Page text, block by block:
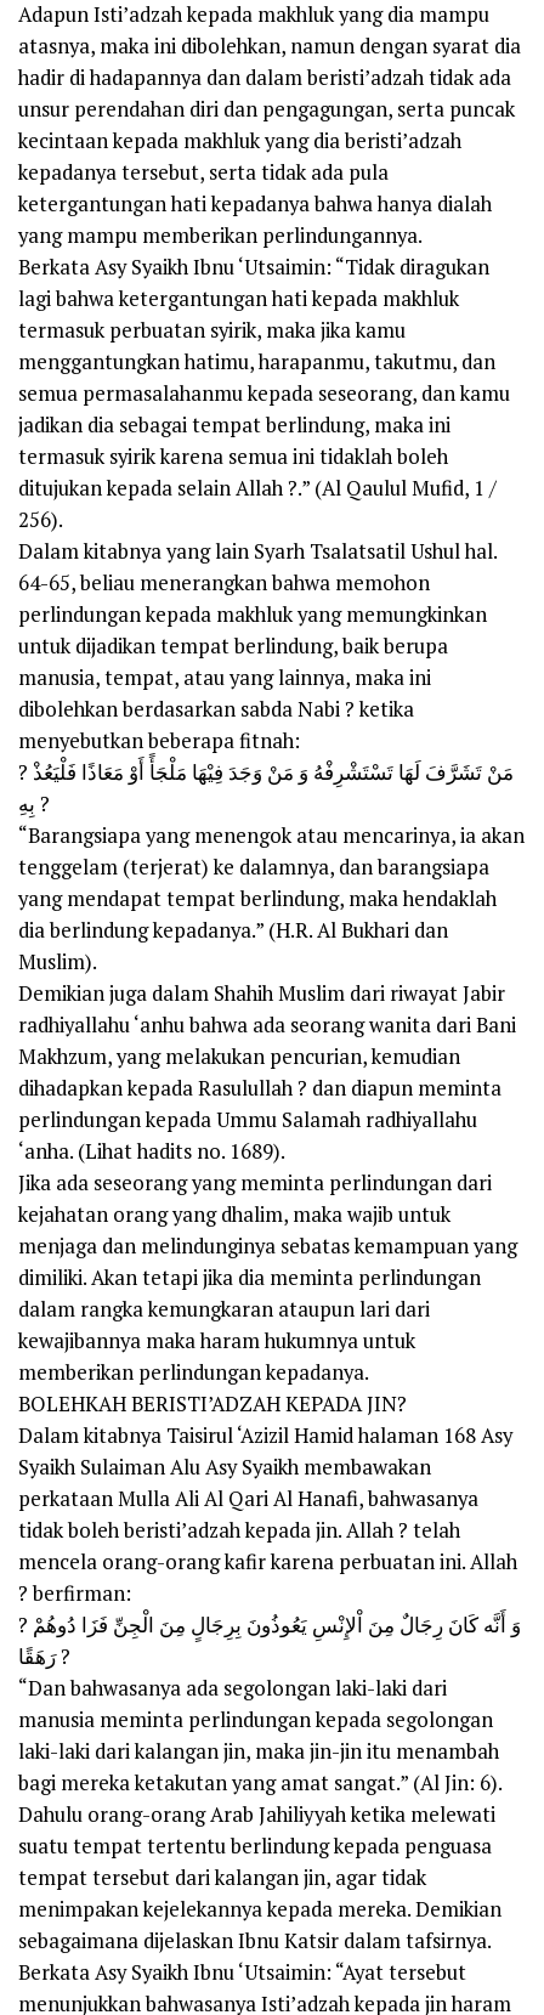
Adapun Isti’adzah kepada makhluk yang dia mampu
atasnya, maka ini dibolehkan, namun dengan syarat dia
hadir di hadapannya dan dalam beristi’adzah tidak ada
unsur perendahan diri dan pengagungan, serta puncak
kecintaan kepada makhluk yang dia beristi’adzah
kepadanya tersebut, serta tidak ada pula
ketergantungan hati kepadanya bahwa hanya dialah
yang mampu memberikan perlindungannya.
Berkata Asy Syaikh Ibnu ‘Utsaimin: “Tidak diragukan
lagi bahwa ketergantungan hati kepada makhluk
termasuk perbuatan syirik, maka jika kamu
menggantungkan hatimu, harapanmu, takutmu, dan
semua permasalahanmu kepada seseorang, dan kamu
jadikan dia sebagai tempat berlindung, maka ini
termasuk syirik karena semua ini tidaklah boleh
ditujukan kepada selain Allah ?.” (Al Qaulul Mufid, 1 /
256).
Dalam kitabnya yang lain Syarh Tsalatsatil Ushul hal.
64-65, beliau menerangkan bahwa memohon
perlindungan kepada makhluk yang memungkinkan
untuk dijadikan tempat berlindung, baik berupa
manusia, tempat, atau yang lainnya, maka ini
dibolehkan berdasarkan sabda Nabi ? ketika
menyebutkan beberapa fitnah:
? مَنْ تَشَرَّفَ لَهَا تَسْتَشْرِفْهُ وَ مَنْ وَجَدَ فِيْهَا مَلْجَأً أَوْ مَعَاذًا فَلْيَعُذْ
بِهِ ?
“Barangsiapa yang menengok atau mencarinya, ia akan
tenggelam (terjerat) ke dalamnya, dan barangsiapa
yang mendapat tempat berlindung, maka hendaklah
dia berlindung kepadanya.” (H.R. Al Bukhari dan
Muslim).
Demikian juga dalam Shahih Muslim dari riwayat Jabir
radhiyallahu ‘anhu bahwa ada seorang wanita dari Bani
Makhzum, yang melakukan pencurian, kemudian
dihadapkan kepada Rasulullah ? dan diapun meminta
perlindungan kepada Ummu Salamah radhiyallahu
‘anha. (Lihat hadits no. 1689).
Jika ada seseorang yang meminta perlindungan dari
kejahatan orang yang dhalim, maka wajib untuk
menjaga dan melindunginya sebatas kemampuan yang
dimiliki. Akan tetapi jika dia meminta perlindungan
dalam rangka kemungkaran ataupun lari dari
kewajibannya maka haram hukumnya untuk
memberikan perlindungan kepadanya.
BOLEHKAH BERISTI’ADZAH KEPADA JIN?
Dalam kitabnya Taisirul ‘Azizil Hamid halaman 168 Asy
Syaikh Sulaiman Alu Asy Syaikh membawakan
perkataan Mulla Ali Al Qari Al Hanafi, bahwasanya
tidak boleh beristi’adzah kepada jin. Allah ? telah
mencela orang-orang kafir karena perbuatan ini. Allah
? berfirman:
? وَ أَنَّه كَانَ رِجَالٌ مِنَ اْلإِنْسِ يَعُوذُونَ بِرِجَالٍ مِنَ الْجِنِّ فَزَا دُوهُمْ
رَهَقًا ?
“Dan bahwasanya ada segolongan laki-laki dari
manusia meminta perlindungan kepada segolongan
laki-laki dari kalangan jin, maka jin-jin itu menambah
bagi mereka ketakutan yang amat sangat.” (Al Jin: 6).
Dahulu orang-orang Arab Jahiliyyah ketika melewati
suatu tempat tertentu berlindung kepada penguasa
tempat tersebut dari kalangan jin, agar tidak
menimpakan kejelekannya kepada mereka. Demikian
sebagaimana dijelaskan Ibnu Katsir dalam tafsirnya.
Berkata Asy Syaikh Ibnu ‘Utsaimin: “Ayat tersebut
menunjukkan bahwasanya Isti’adzah kepada jin haram